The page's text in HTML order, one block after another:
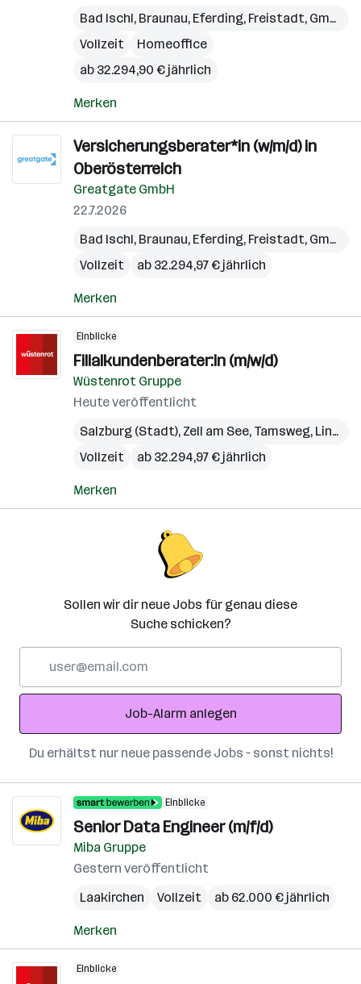
Bad Ischl, Braunau, Eferding, Freistadt, Gmunden
Vollzeit
Homeoffice
ab 32.294,90 € jährlich
Merken
Versicherungsberater*in (w/m/d) in
Oberösterreich
Greatgate GmbH
22.7.2026
Bad Ischl, Braunau, Eferding, Freistadt, Gmunden
Vollzeit
ab 32.294,97 € jährlich
Merken
Einblicke
Filialkundenberater:in (m/w/d)
Wüstenrot Gruppe
Heute veröffentlicht
Salzburg (Stadt), Zell am See, Tamsweg, Linz
Vollzeit
ab 32.294,97 € jährlich
Merken
Sollen wir dir neue Jobs für genau diese
Suche schicken?
Adresse
Job-Alarm anlegen
Du erhältst nur neue passende Jobs – sonst nichts!
Einblicke
Senior Data Engineer (m/f/d)
Miba Gruppe
Gestern veröffentlicht
Laakirchen
Vollzeit ab 62.000 € jährlich
Merken
Einblicke